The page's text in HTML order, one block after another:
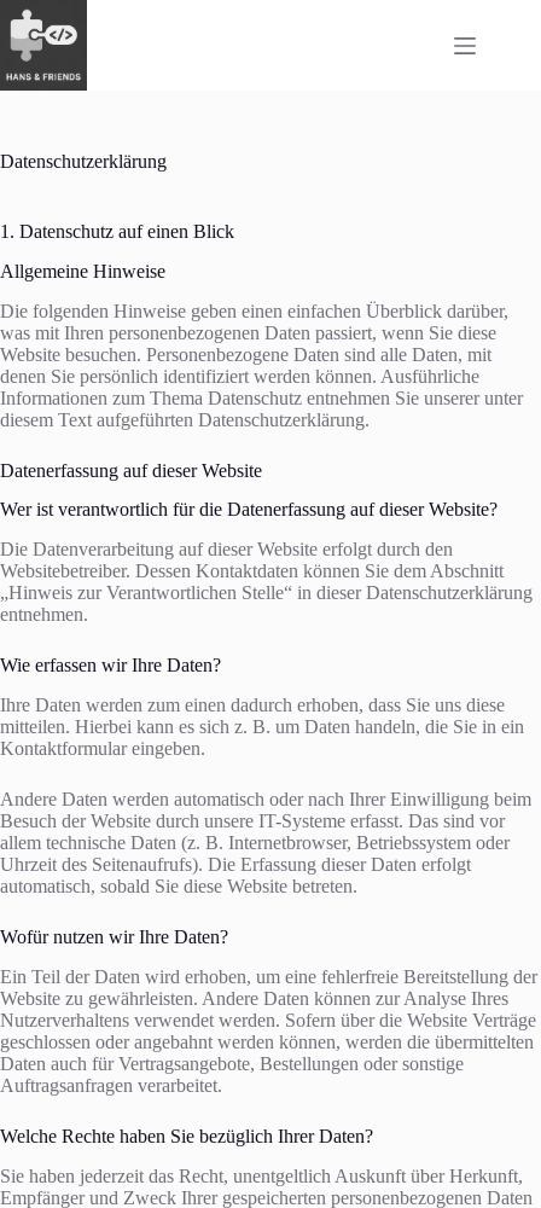
Skip
content
Datenschutzerklärung
1. Datenschutz auf einen Blick
Allgemeine Hinweise
Die folgenden Hinweise geben einen einfachen Überblick darüber,
was mit Ihren personenbezogenen Daten passiert, wenn Sie diese
Website besuchen. Personenbezogene Daten sind alle Daten, mit
denen Sie persönlich identifiziert werden können. Ausführliche
Informationen zum Thema Datenschutz entnehmen Sie unserer unter
diesem Text aufgeführten Datenschutzerklärung.
Datenerfassung auf dieser Website
Wer ist verantwortlich für die Datenerfassung auf dieser Website?
Die Datenverarbeitung auf dieser Website erfolgt durch den
Websitebetreiber. Dessen Kontaktdaten können Sie dem Abschnitt
„Hinweis zur Verantwortlichen Stelle“ in dieser Datenschutzerklärung
entnehmen.
Wie erfassen wir Ihre Daten?
Ihre Daten werden zum einen dadurch erhoben, dass Sie uns diese
mitteilen. Hierbei kann es sich z. B. um Daten handeln, die Sie in ein
Kontaktformular eingeben.
Andere Daten werden automatisch oder nach Ihrer Einwilligung beim
Besuch der Website durch unsere IT-Systeme erfasst. Das sind vor
allem technische Daten (z. B. Internetbrowser, Betriebssystem oder
Uhrzeit des Seitenaufrufs). Die Erfassung dieser Daten erfolgt
automatisch, sobald Sie diese Website betreten.
Wofür nutzen wir Ihre Daten?
Ein Teil der Daten wird erhoben, um eine fehlerfreie Bereitstellung der
Website zu gewährleisten. Andere Daten können zur Analyse Ihres
Nutzerverhaltens verwendet werden. Sofern über die Website Verträge
geschlossen oder angebahnt werden können, werden die übermittelten
Daten auch für Vertragsangebote, Bestellungen oder sonstige
Auftragsanfragen verarbeitet.
Welche Rechte haben Sie bezüglich Ihrer Daten?
Sie haben jederzeit das Recht, unentgeltlich Auskunft über Herkunft,
Empfänger und Zweck Ihrer gespeicherten personenbezogenen Daten